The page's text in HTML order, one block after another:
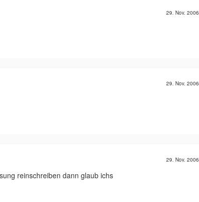
29. Nov. 2006
29. Nov. 2006
29. Nov. 2006
reinschreiben dann glaub ichs